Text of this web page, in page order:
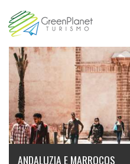
ANDALUZIA E MARROCOS